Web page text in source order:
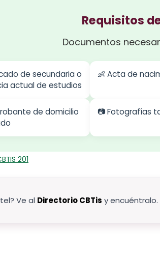
Requisitos
Documentos
de secundaria o
actual de estudios
👶 Acta de
de domicilio
📷 Fotografías
201
Ve al Directorio CBTis y encuéntralo.